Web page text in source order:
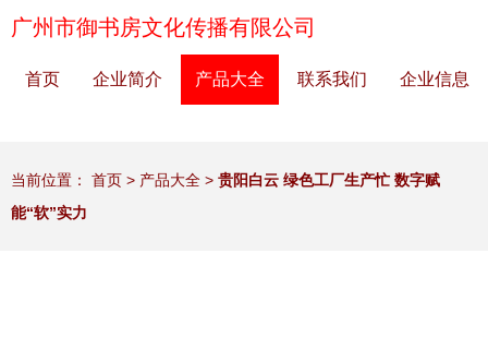
广州市御书房文化传播有限公司
首页 企业简介 产品大全 联系我们 企业信息
当前位置： 首页 > 产品大全 > 贵阳白云 绿色工厂生产忙 数字赋
能“软”实力